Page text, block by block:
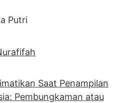
Putri
Saat Penampilan
Pembungkaman atau